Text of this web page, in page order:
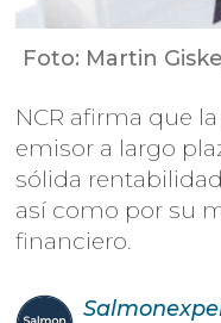
Foto: Martin
NCR afirma que
emisor a largo
sólida
así como por su
financiero.